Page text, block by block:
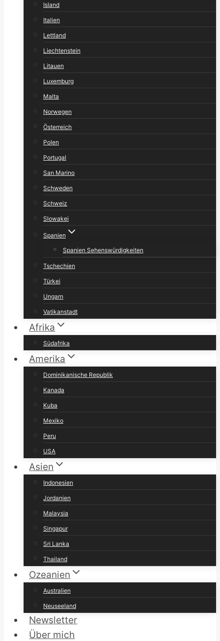
Island
Italien
Lettland
Liechtenstein
Litauen
Luxemburg
Malta
Norwegen
Österreich
Polen
Portugal
San Marino
Schweden
Schweiz
Slowakei
Spanien
Spanien Sehenswürdigkeiten
Tschechien
Türkei
Ungarn
Vatikanstadt
Afrika
Südafrika
Amerika
Dominikanische Republik
Kanada
Kuba
Mexiko
Peru
USA
Asien
Indonesien
Jordanien
Malaysia
Singapur
Sri Lanka
Thailand
Ozeanien
Australien
Neuseeland
Newsletter
Über mich